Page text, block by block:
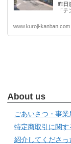
昨日
「
www.kuroji-kanban.com
About us
ごあいさつ・事業
特定商取引に関
紹介してくださ